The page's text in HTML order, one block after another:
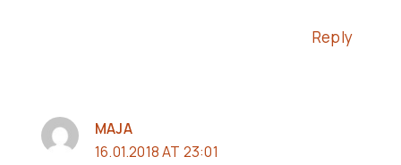
Reply
MAJA
16.01.2018 AT 23:01